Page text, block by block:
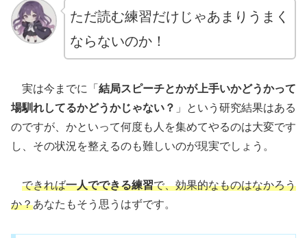
ただ読む練習だけじゃあまりうまく
ならないのか！
実は今までに「 結局スピーチとかが上手いかどうかって
場馴れしてるかどうかじゃない？ 」という研究結果はある
のですが、かといって何度も人を集めてやるのは大変です
し、その状況を整えるのも難しいのが現実でしょう。
できれば一人でできる練習で、効果的なものはなかろう
か？あなたもそう思うはずです。